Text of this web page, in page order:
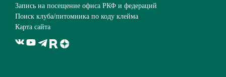
Запись на посещение офиса РКФ и федераций
Поиск клуба/питомника по коду клейма
Карта сайта